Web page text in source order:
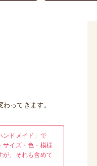
ってきます。
ンドメイド」で
サイズ・色・模様
が、それも含めて